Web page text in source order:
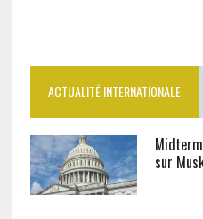
ACTUALITÉ INTERNATIONALE
sur